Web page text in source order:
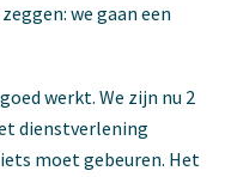
we gaan een
werkt. We zijn nu 2
dienstverlening
moet gebeuren. Het